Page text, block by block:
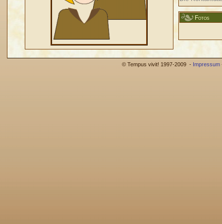
Fotos
© Tempus vivit! 1997-2009 - Impressum